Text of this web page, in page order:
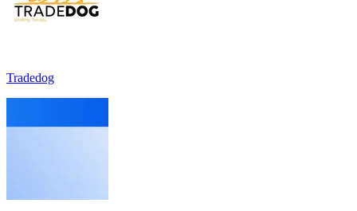
Tradedog